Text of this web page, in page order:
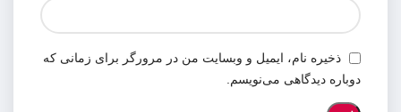
ذخیره نام، ایمیل و وبسایت من در مرورگر برای زمانی که
دوباره دیدگاهی می‌نویسم.